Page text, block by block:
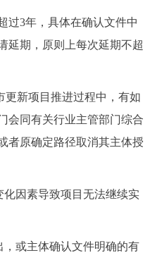
3年，具体在确认文件中
延期，原则上每次延期不超
更新项目推进过程中，有如
会同有关行业主管部门综合
者原确定路径取消其主体授
因素导致项目无法继续实
或主体确认文件明确的有